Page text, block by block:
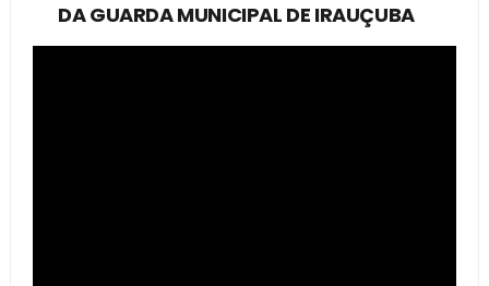
DA GUARDA MUNICIPAL DE IRAUÇUBA